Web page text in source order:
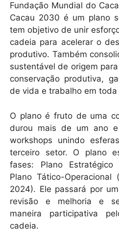
Fundação Mundial do
Cacau 2030 é um plano
tem objetivo de unir
cadeia para acelerar o
produtivo. Também
sustentável de origem
conservação produtiva,
de vida e trabalho em toda
O plano é fruto de uma
durou mais de um ano
workshops unindo
terceiro setor. O plano
fases: Plano
Plano Tático-
2024). Ele passará por
revisão e melhoria e
maneira participativa
cadeia.